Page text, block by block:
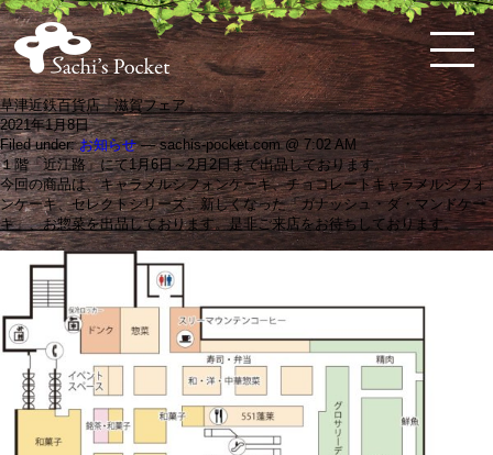
HOME
佐
知's
pocket
と
は
ケ
ー
キ・
ス
コ
ー
こ
だ
体
に
優
し
い
お
料
理
教
室
の
案
お
弁
当・
オ
ー
ド
お
知
ら
せ
お
問
い
合
わ
せ
購
入
ガ
イ
ド
特
定
商
取
引
法
会
員
ロ
グ
イ
草津近鉄百貨店「滋賀フェア」
2021年1月8日
Filed under:お知らせ— sachis-pocket.com @ 7:02 AM
１階「近江路」にて1月6日～2月2日まで出品しております。
今回の商品は、キャラメルシフォンケーキ、チョコレートキャラメルシフォ
ンケーキ、セレクトシリーズ、新しくなった「ガナッシュ・ダ・マンドケー
キ」、お惣菜を出品しております。是非ご来店をお待ちしております。